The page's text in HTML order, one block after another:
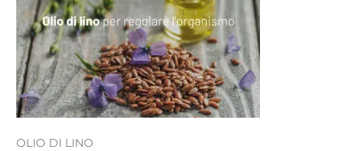
OLIO DI LINO